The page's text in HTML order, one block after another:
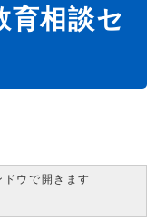
育相談セ
ウで開きます